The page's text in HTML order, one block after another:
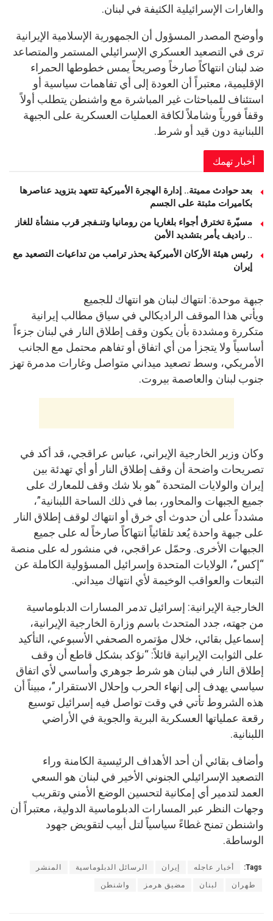
والغارات الإسرائيلية الكثيفة في لبنان.
وأوضح المصدر المسؤول أن الجمهورية الإسلامية الإيرانية
ترى في التصعيد العسكري الإسرائيلي المستمر والمتصاعد
ضد لبنان انتهاكاً صارخاً وصريحاً يمس خطوطها الحمراء
الإقليمية، معتبراً أن العودة إلى أي تفاهمات سياسية أو
استئناف للمباحثات غير المباشرة مع واشنطن يتطلب أولاً
وقفاً فورياً وشاملاً لكافة العمليات العسكرية على الجبهة
اللبنانية دون قيد أو شرط.
أخبار تهمك
بعد حوادث مميتة.. إدارة الهجرة الأميركية تتعهد بتزويد عناصرها
بكاميرات مثبتة على الجسم
مسيّرة تخترق أجواء بلغاريا من رومانيا وتنـفجر قرب منشأة للغاز
.. راديف يأمر بتشديد الأمن
رئيس هيئة الأركان الأميركية يحذر ترامب من تداعيات التصعيد مع
إيران
جبهة موحدة: انتهاك لبنان هو انتهاك للجميع
ويأتي هذا الموقف الراديكالي في سياق مطالب إيرانية
متكررة ومشددة بأن يكون وقف إطلاق النار في لبنان جزءاً
أساسياً ولا يتجزأ من أي اتفاق أو تفاهم محتمل مع الجانب
الأمريكي، وسط تصعيد ميداني متواصل وغارات مدمرة تهز
جنوب لبنان والعاصمة بيروت.
وكان وزير الخارجية الإيراني، عباس عراقجي، قد أكد في
تصريحات واضحة أن وقف إطلاق النار أو أي تهدئة بين
إيران والولايات المتحدة “هو بلا شك وقف للمعارك على
جميع الجبهات والمحاور، بما في ذلك الساحة اللبنانية”،
مشدداً على أن حدوث أي خرق أو انتهاك لوقف إطلاق النار
على جبهة واحدة يُعد تلقائياً انتهاكاً صارخاً له على جميع
الجبهات الأخرى. وحمّل عراقجي، في منشور له على منصة
“إكس”، الولايات المتحدة وإسرائيل المسؤولية الكاملة عن
التبعات والعواقب الوخيمة لأي انتهاك ميداني.
الخارجية الإيرانية: إسرائيل تدمر المسارات الدبلوماسية
من جهته، جدد المتحدث باسم وزارة الخارجية الإيرانية،
إسماعيل بقائي، خلال مؤتمره الصحفي الأسبوعي، التأكيد
على الثوابت الإيرانية قائلاً: “نؤكد بشكل قاطع أن وقف
إطلاق النار في لبنان هو شرط جوهري وأساسي لأي اتفاق
سياسي يهدف إلى إنهاء الحرب وإحلال الاستقرار”، مبيناً أن
هذه الشروط تأتي في وقت تواصل فيه إسرائيل توسيع
رقعة عملياتها العسكرية البرية والجوية في الأراضي
اللبنانية.
وأضاف بقائي أن أحد الأهداف الرئيسية الكامنة وراء
التصعيد الإسرائيلي الجنوني الأخير في لبنان هو السعي
العمد لتدمير أي إمكانية لتحسين الوضع الأمني وتقريب
وجهات النظر عبر المسارات الدبلوماسية الدولية، معتبراً أن
واشنطن تمنح غطاءً سياسياً لتل أبيب لتقويض جهود
الوساطة.
Tags: أخبار عاجله إيران الرسائل الدبلوماسية المنشر
طهران لبنان مضيق هرمز واشنطن